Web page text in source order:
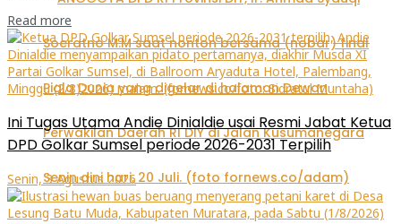
Read more
Ini Tugas Utama Andie Dinialdie usai Resmi Jabat Ketua
DPD Golkar Sumsel periode 2026-2031 Terpilih
Senin, 3 Agustus 2026